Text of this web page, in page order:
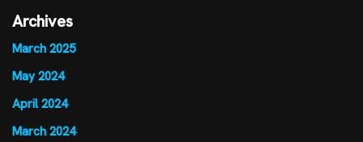
Archives
March 2025
May 2024
April 2024
March 2024